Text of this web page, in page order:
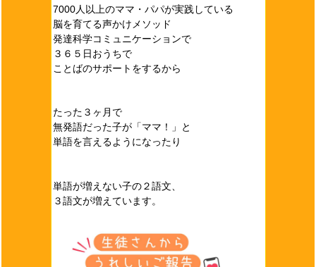
7000人以上のママ・パパが実践している
脳を育てる声かけメソッド
発達科学コミュニケーションで
３６５日おうちで
ことばのサポートをするから
たった３ヶ月で
無発語だった子が「ママ！」と
単語を言えるようになったり
単語が増えない子の２語文、
３語文が増えています。